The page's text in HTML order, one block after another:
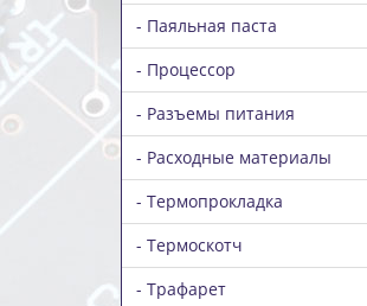
- Паяльная паста
- Процессор
- Разъемы питания
- Расходные материалы
- Термопрокладка
- Термоскотч
- Трафарет